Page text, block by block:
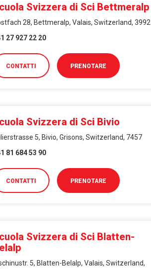
Svizzera di Sci Bettmeralp
28, Bettmeralp, Valais, Switzerland, 3992
27 927 22 20
CONTATTI PRENOTARE
Svizzera di Sci Bivio
5, Bivio, Grisons, Switzerland, 7457
81 684 53 90
CONTATTI PRENOTARE
Svizzera di Sci Blatten-
5, Blatten-Belalp, Valais, Switzerland,